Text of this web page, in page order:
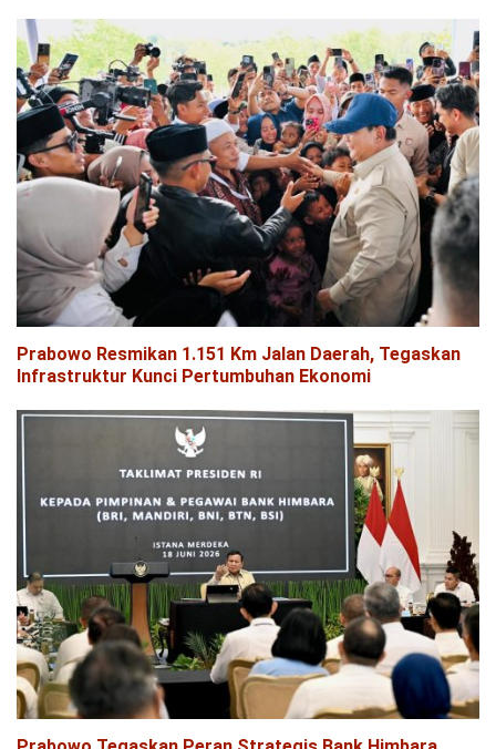
Prabowo Resmikan 1.151 Km Jalan Daerah, Tegaskan
Infrastruktur Kunci Pertumbuhan Ekonomi